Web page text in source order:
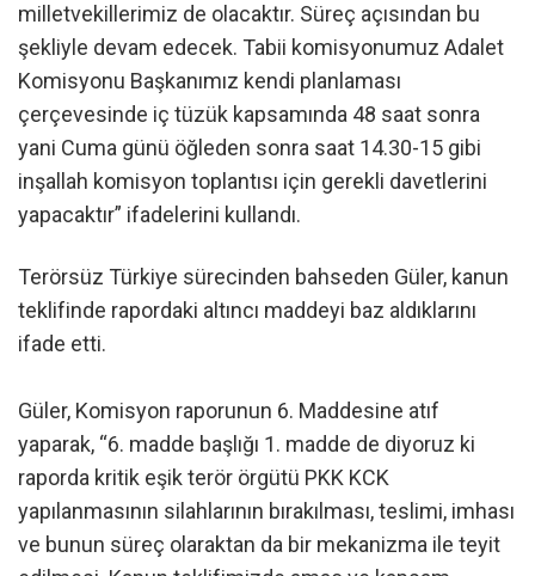
milletvekillerimiz de olacaktır. Süreç açısından bu
şekliyle devam edecek. Tabii komisyonumuz Adalet
Komisyonu Başkanımız kendi planlaması
çerçevesinde iç tüzük kapsamında 48 saat sonra
yani Cuma günü öğleden sonra saat 14.30-15 gibi
inşallah komisyon toplantısı için gerekli davetlerini
yapacaktır” ifadelerini kullandı.
Terörsüz Türkiye sürecinden bahseden Güler, kanun
teklifinde rapordaki altıncı maddeyi baz aldıklarını
ifade etti.
Güler, Komisyon raporunun 6. Maddesine atıf
yaparak, “6. madde başlığı 1. madde de diyoruz ki
raporda kritik eşik terör örgütü PKK KCK
yapılanmasının silahlarının bırakılması, teslimi, imhası
ve bunun süreç olaraktan da bir mekanizma ile teyit